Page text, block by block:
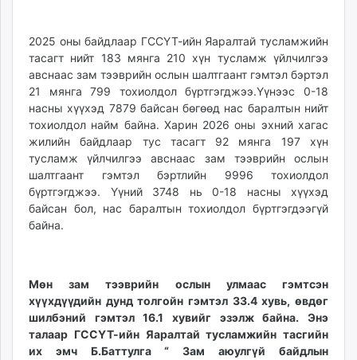
2025 оны байдлаар ГССҮТ-ийн Яаралтай тусламжийн
тасагт нийт 183 мянга 210 хүн тусламж үйлчилгээ
авснаас зам тээврийн ослын шалтгаант гэмтэл бэртэл
21 мянга 799 тохиолдол бүртгэгджээ.Үүнээс 0-18
насны хүүхэд 7879 байсан бөгөөд нас баралтын нийт
тохиолдол найм байна. Харин 2026 оны эхний хагас
жилийн байдлаар тус тасагт 92 мянга 197 хүн
тусламж үйлчилгээ авснаас зам тээврийн ослын
шалтгаант гэмтэл бэртлийн 9996 тохиолдол
бүртгэгджээ. Үүний 3748 нь 0-18 насны хүүхэд
байсан бол, нас баралтын тохиолдол бүртгэгдээгүй
байна.
Мөн зам тээврийн ослын улмаас гэмтсэн
хүүхдүүдийн дунд толгойн гэмтэл 33.4 хувь, өвдөг
шилбэний гэмтэл 16.1 хувийг эзэлж байна. Энэ
талаар ГССҮТ-ийн Яаралтай тусламжийн тасгийн
их эмч Б.Баттулга “ Зам аюулгүй байдлын